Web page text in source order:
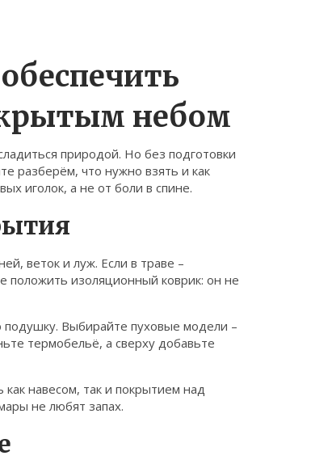
небом
природой. Но без подготовки
разберём, что нужно взять и как
иголок, а не от боли в спине.
веток и луж. Если в траве –
положить изоляционный коврик: он не
подушку. Выбирайте пуховые модели –
термобельё, а сверху добавьте
навесом, так и покрытием над
не любят запах.